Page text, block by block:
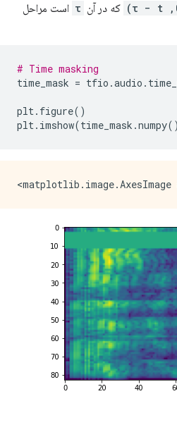
که در آن τ است مراحل
# Time masking
time_mask = tfio .audio .
plt. figure()
plt. imshow(time_mask .numpy